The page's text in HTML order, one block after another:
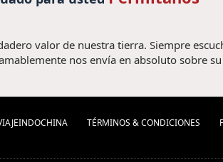
valor de nuestra tierra. Siempre
nos envía en absoluto sobre
TÉRMINOS & CONDICIONES